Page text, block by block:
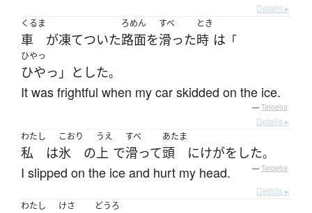
Details ▸
くるま
車 が凍てついた
ろめん
路面を
すべ
滑った
とき
時 は 「
ひやっ
ひやっ」と した。
It was frightful when my car skidded on the ice.
— Tatoeba
Details ▸
わたし
私 は
こおり
氷 の
うえ
上 で
すべ
滑って
あたま
頭 にけがを した。
I slipped on the ice and hurt my head. — Tatoeba
Details ▸
わたし
けさ どうろ